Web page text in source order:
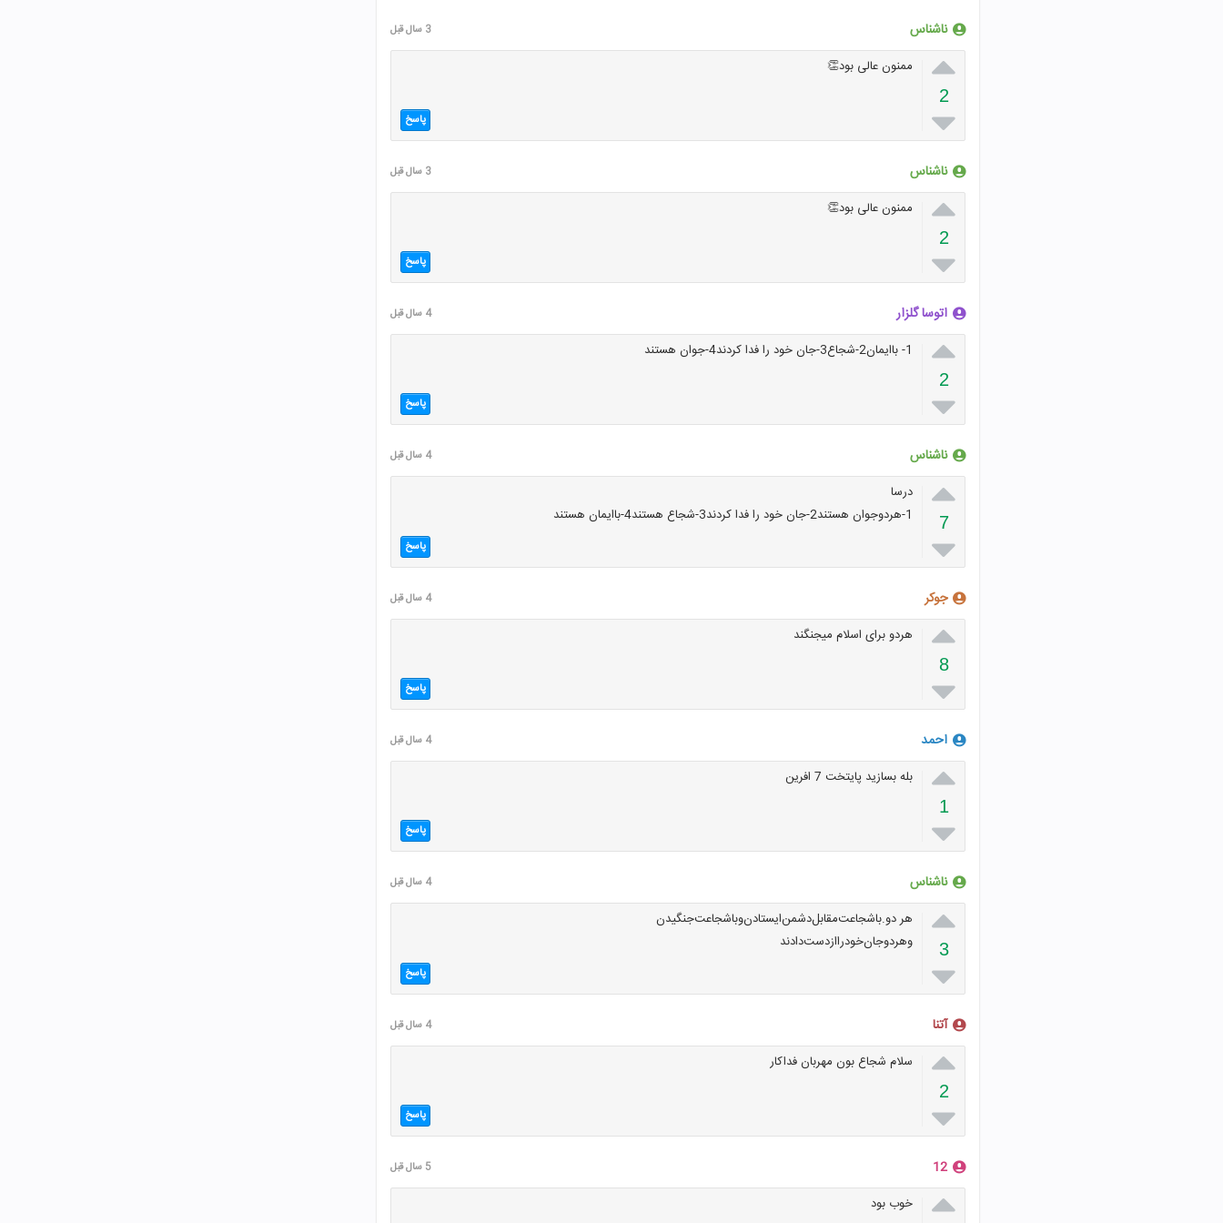
ناشناس 3 سال قبل

2

ممنون عالی بود👏
پاسخ
ناشناس 3 سال قبل

2

ممنون عالی بود👏
پاسخ
اتوسا گلزار 4 سال قبل

2

1- باایمان2-شجاع3-جان خود را فدا کردند4-جوان هستند
پاسخ
ناشناس 4 سال قبل

7

درسا
1-هردوجوان هستند2-جان خود را فدا کردند3-شجاع هستند4-باایمان هستند
پاسخ
جوکر 4 سال قبل

8

هردو برای اسلام میجنگند
پاسخ
احمد 4 سال قبل

1

بله بسازید پایتخت 7 افرین
پاسخ
ناشناس 4 سال قبل

3

هر دو.با‌شجاعت‌مقابل‌دشمن‌ایستادن‌‌وبا‌شجاعت‌جنگیدن‌
و‌هر‌دو‌جان‌خودرا‌از‌‌دست‌دادند
پاسخ
آتنا 4 سال قبل

2

سلام شجاع بون مهربان فداکار
پاسخ
12 5 سال قبل
 خوب بود